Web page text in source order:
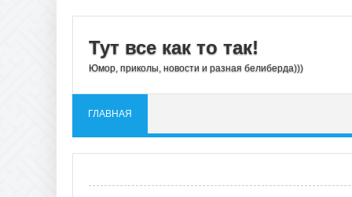
Тут все как то так!
Юмор, приколы, новости и разная белиберда)))
ГЛАВНАЯ